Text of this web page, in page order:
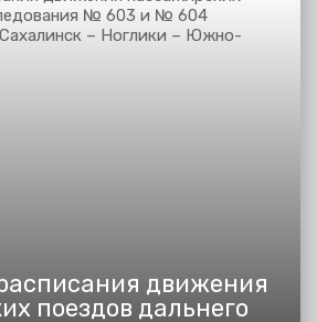
движения
поездов дальнего